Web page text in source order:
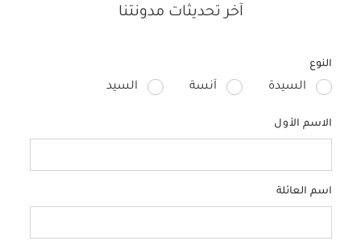
الحمل
آخر تحديثات مدونتنا
النوع
السيدة آنسة السيد
الاسم الأول
اسم العائلة